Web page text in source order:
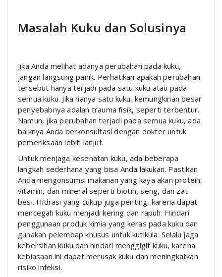
Masalah Kuku dan Solusinya
Jika Anda melihat adanya perubahan pada kuku,
jangan langsung panik. Perhatikan apakah perubahan
tersebut hanya terjadi pada satu kuku atau pada
semua kuku. Jika hanya satu kuku, kemungkinan besar
penyebabnya adalah trauma fisik, seperti terbentur.
Namun, jika perubahan terjadi pada semua kuku, ada
baiknya Anda berkonsultasi dengan dokter untuk
pemeriksaan lebih lanjut.
Untuk menjaga kesehatan kuku, ada beberapa
langkah sederhana yang bisa Anda lakukan. Pastikan
Anda mengonsumsi makanan yang kaya akan protein,
vitamin, dan mineral seperti biotin, seng, dan zat
besi. Hidrasi yang cukup juga penting, karena dapat
mencegah kuku menjadi kering dan rapuh. Hindari
penggunaan produk kimia yang keras pada kuku dan
gunakan pelembap khusus untuk kutikula. Selalu jaga
kebersihan kuku dan hindari menggigit kuku, karena
kebiasaan ini dapat merusak kuku dan meningkatkan
risiko infeksi.